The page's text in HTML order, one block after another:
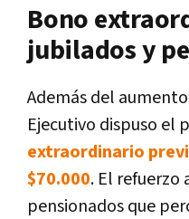
Bono
jubilados y
Además del
Ejecutivo dispuso el
extraordinario
$70.000. El refuerzo
pensionados que